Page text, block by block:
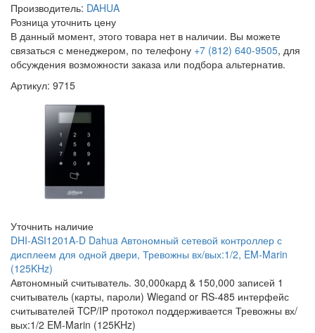
Производитель: DAHUA
Розница уточнить цену
В данный момент, этого товара нет в наличии. Вы можете
связаться с менеджером, по телефону +7 (812) 640-9505, для
обсуждения возможности заказа или подбора альтернатив.
Артикул: 9715
Уточнить наличие
DHI-ASI1201A-D Dahua Автономный сетевой контроллер с
дисплеем для одной двери, Тревожны вх/вых:1/2, EM-Marin
(125KHz)
Автономный считыватель. 30,000кард & 150,000 записей 1
считыватель (карты, пароли) Wiegand or RS-485 интерфейс
считывателей TCP/IP протокол поддерживается Тревожны вх/
вых:1/2 EM-Marin (125KHz)